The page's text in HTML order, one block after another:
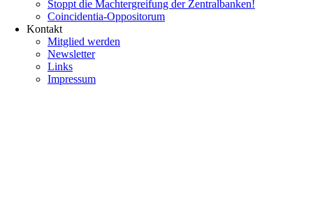
Stoppt die Machtergreifung der Zentralbanken!
Coincidentia-Oppositorum
Kontakt
Mitglied werden
Newsletter
Links
Impressum